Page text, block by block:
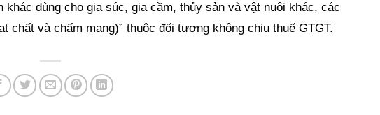
dùng cho gia súc, gia cầm, thủy sản và vật nuôi khác, các
chất và chấm mang)” thuộc đối tượng không chịu thuế GTGT.